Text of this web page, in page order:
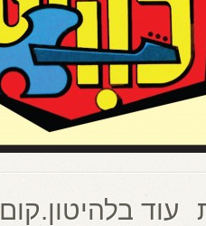
עוד בלהיטון.קום